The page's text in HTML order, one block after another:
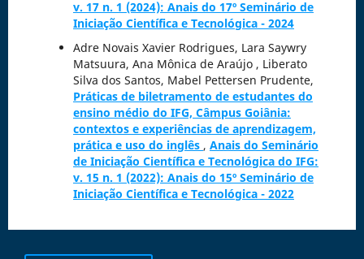
v. 17 n. 1 (2024): Anais do 17º Seminário de
Iniciação Científica e Tecnológica - 2024
Adre Novais Xavier Rodrigues, Lara Saywry
Matsuura, Ana Mônica de Araújo , Liberato
Silva dos Santos, Mabel Pettersen Prudente,
Práticas de biletramento de estudantes do
ensino médio do IFG, Câmpus Goiânia:
contextos e experiências de aprendizagem,
prática e uso do inglês , Anais do Seminário
de Iniciação Científica e Tecnológica do IFG:
v. 15 n. 1 (2022): Anais do 15º Seminário de
Iniciação Científica e Tecnológica - 2022